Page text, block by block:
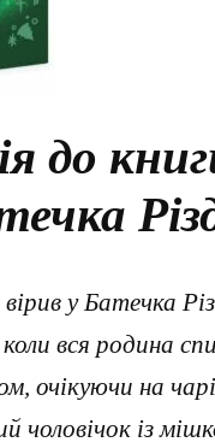
до
у Батечка
вся родина
очікуючи на
чоловічок із